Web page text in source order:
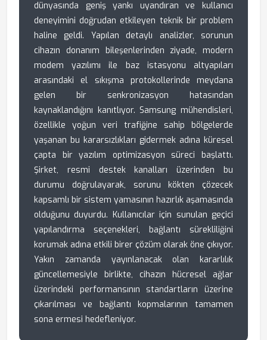
dünyasında geniş yankı uyandıran ve kullanıcı
deneyimini doğrudan etkileyen teknik bir problem
haline geldi. Yapılan detaylı analizler, sorunun
cihazın donanım bileşenlerinden ziyade, modern
modem yazılımı ile baz istasyonu altyapıları
arasındaki el sıkışma protokollerinde meydana
gelen bir senkronizasyon hatasından
kaynaklandığını kanıtlıyor. Samsung mühendisleri,
özellikle yoğun veri trafiğine sahip bölgelerde
yaşanan bu kararsızlıkları gidermek adına küresel
çapta bir yazılım optimizasyon süreci başlattı.
Şirket, resmi destek kanalları üzerinden bu
durumu doğrulayarak, sorunu kökten çözecek
kapsamlı bir sistem yamasının hazırlık aşamasında
olduğunu duyurdu. Kullanıcılar için sunulan geçici
yapılandırma seçenekleri, bağlantı sürekliliğini
korumak adına etkili birer çözüm olarak öne çıkıyor.
Yakın zamanda yayınlanacak olan kararlılık
güncellemesiyle birlikte, cihazın hücresel ağlar
üzerindeki performansının standartların üzerine
çıkarılması ve bağlantı kopmalarının tamamen
sona ermesi hedefleniyor.